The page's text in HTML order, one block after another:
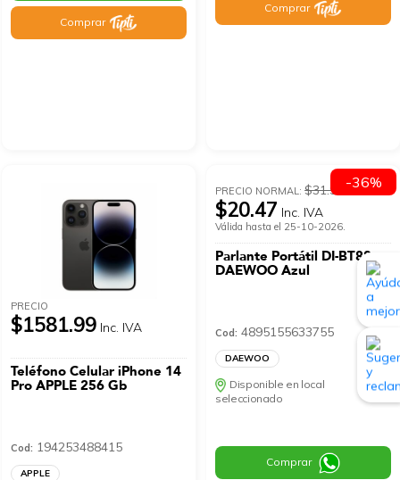
Comprar
Comprar
PRECIO
$1581.99 Inc. IVA
Teléfono Celular iPhone 14
Pro APPLE 256 Gb
Cod: 194253488415
APPLE
PRECIO NORMAL:$31.99
$20.47 Inc. IVA
Válida hasta el 25-10-2026.
Parlante Portátil DI-BT88
DAEWOO Azul
Cod: 4895155633755
DAEWOO
Disponible en local
seleccionado
Comprar
-36%